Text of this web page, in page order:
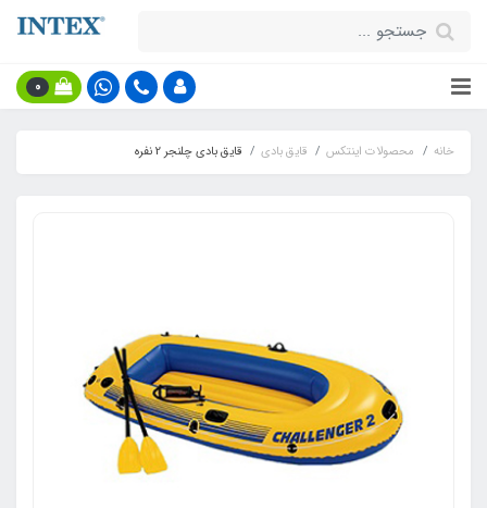
0
خانه محصولات اینتکس قایق بادی قایق بادی چلنجر 2 نفره